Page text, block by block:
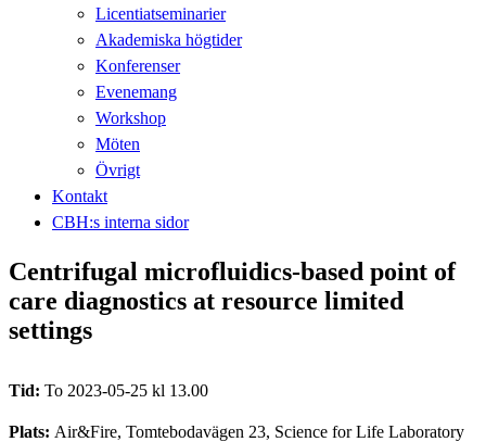
Licentiatseminarier
Akademiska högtider
Konferenser
Evenemang
Workshop
Möten
Övrigt
Kontakt
CBH:s interna sidor
Centrifugal microfluidics-based point of
care diagnostics at resource limited
settings
Tid: To 2023-05-25 kl 13.00
Plats: Air&Fire, Tomtebodavägen 23, Science for Life Laboratory